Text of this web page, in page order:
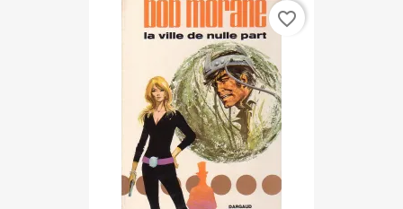
favorite_border